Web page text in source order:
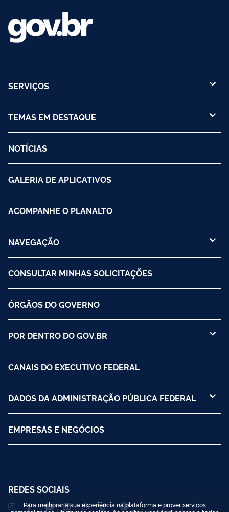
SERVIÇOS
TEMAS EM DESTAQUE
NOTÍCIAS
GALERIA DE APLICATIVOS
ACOMPANHE O PLANALTO
NAVEGAÇÃO
CONSULTAR MINHAS SOLICITAÇÕES
ÓRGÃOS DO GOVERNO
POR DENTRO DO GOV.BR
CANAIS DO EXECUTIVO FEDERAL
DADOS DA ADMINISTRAÇÃO PÚBLICA FEDERAL
EMPRESAS E NEGÓCIOS
REDES SOCIAIS
Para melhorar a sua experiência na plataforma e prover serviços